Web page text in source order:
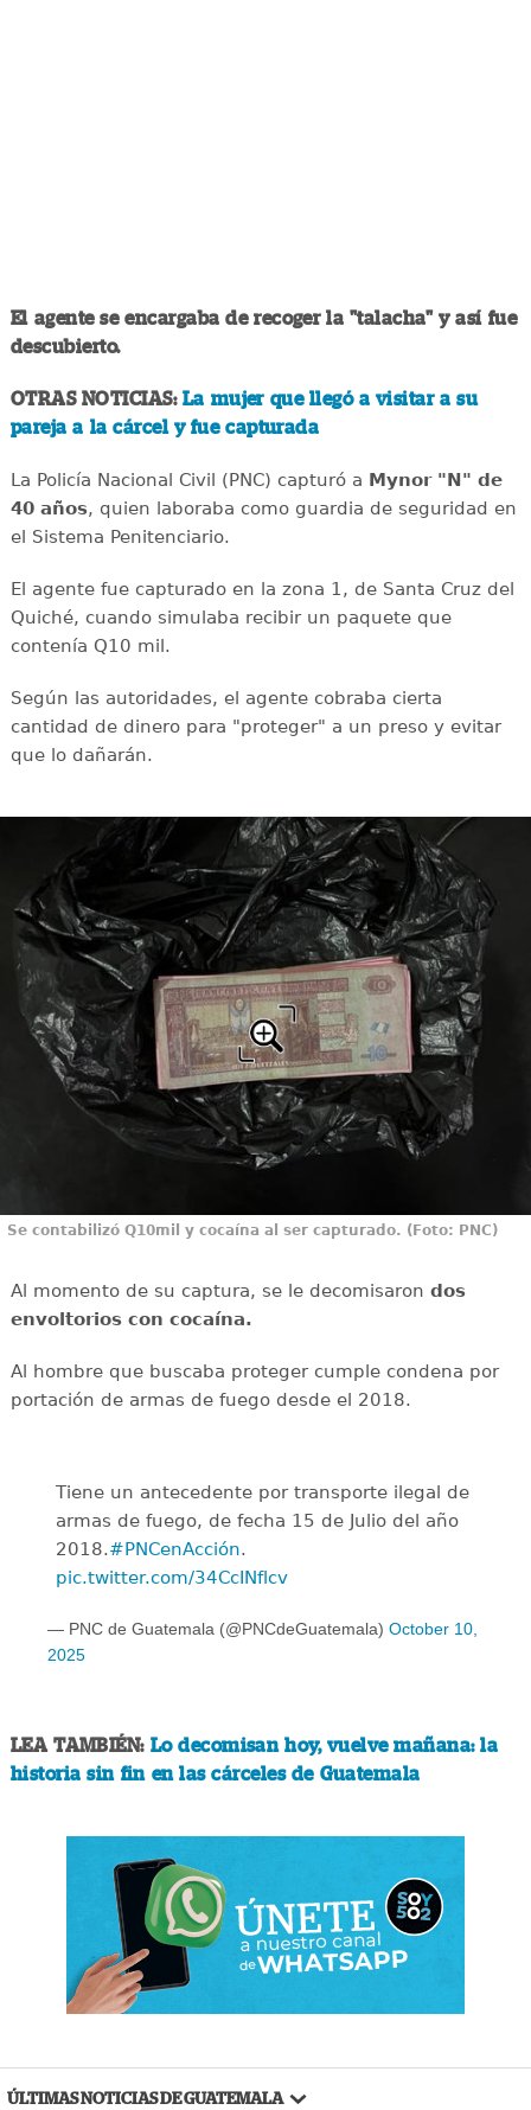
El agente se encargaba de recoger la "talacha" y así fue
descubierto.
OTRAS NOTICIAS: La mujer que llegó a visitar a su
pareja a la cárcel y fue capturada
La Policía Nacional Civil (PNC) capturó a Mynor "N" de
40 años, quien laboraba como guardia de seguridad en
el Sistema Penitenciario.
El agente fue capturado en la zona 1, de Santa Cruz del
Quiché, cuando simulaba recibir un paquete que
contenía Q10 mil.
Según las autoridades, el agente cobraba cierta
cantidad de dinero para "proteger" a un preso y evitar
que lo dañarán.
Se contabilizó Q10mil y cocaína al ser capturado. (Foto: PNC)
Al momento de su captura, se le decomisaron dos
envoltorios con cocaína.
Al hombre que buscaba proteger cumple condena por
portación de armas de fuego desde el 2018.
Tiene un antecedente por transporte ilegal de
armas de fuego, de fecha 15 de Julio del año
2018.#PNCenAcción.
pic.twitter.com/34CcINflcv
— PNC de Guatemala (@PNCdeGuatemala) October 10,
2025
LEA TAMBIÉN: Lo decomisan hoy, vuelve mañana: la
historia sin fin en las cárceles de Guatemala
ÚLTIMAS NOTICIAS DE GUATEMALA